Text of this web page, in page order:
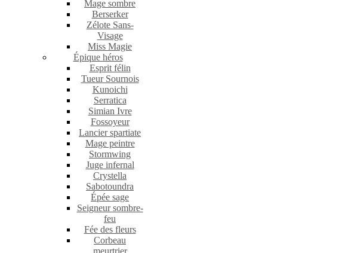
Mage sombre
Berserker
Zélote Sans-
Visage
Miss Magie
Épique héros
Esprit félin
Tueur Sournois
Kunoichi
Serratica
Simian Ivre
Fossoyeur
Lancier spartiate
Mage peintre
Stormwing
Juge infernal
Crystella
Sabotoundra
Épée sage
Seigneur sombre-
feu
Fée des fleurs
Corbeau